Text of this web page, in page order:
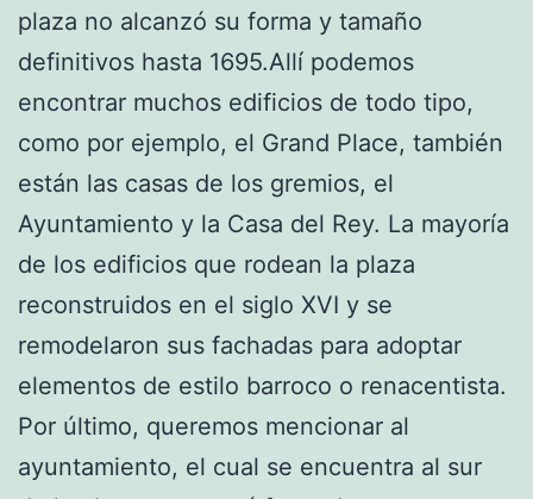
plaza no alcanzó su forma y tamaño
definitivos hasta 1695.Allí podemos
encontrar muchos edificios de todo tipo,
como por ejemplo, el Grand Place, también
están las casas de los gremios, el
Ayuntamiento y la Casa del Rey. La mayoría
de los edificios que rodean la plaza
reconstruidos en el siglo XVI y se
remodelaron sus fachadas para adoptar
elementos de estilo barroco o renacentista.
Por último, queremos mencionar al
ayuntamiento, el cual se encuentra al sur